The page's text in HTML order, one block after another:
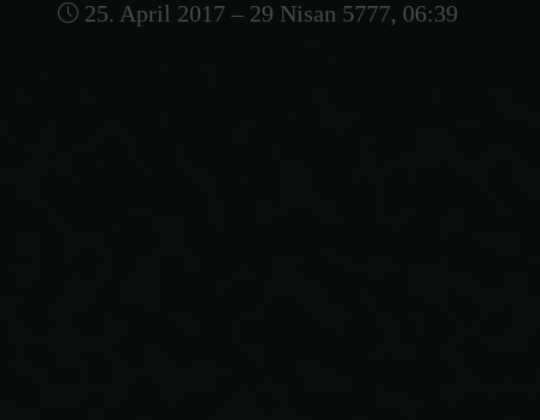
25. April 2017 – 29 Nisan 5777, 06:39